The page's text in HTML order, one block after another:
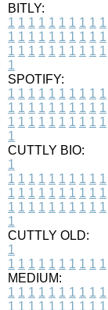
BITLY:
1 1 1 1 1 1 1 1 1 1
1 1 1 1 1 1 1 1 1 1
1 1 1 1 1 1 1 1 1 1
1
SPOTIFY:
1 1 1 1 1 1 1 1 1 1
1 1 1 1 1 1 1 1 1 1
1 1 1 1 1 1 1 1 1 1
1
CUTTLY BIO:
1
1 1 1 1 1 1 1 1 1 1
1 1 1 1 1 1 1 1 1 1
1 1 1 1 1 1 1 1 1 1
1
CUTTLY OLD:
1
1 1 1 1 1 1 1 1 1 1
MEDIUM:
1 1 1 1 1 1 1 1 1 1
1 1 1 1 1 1 1 1 1 1